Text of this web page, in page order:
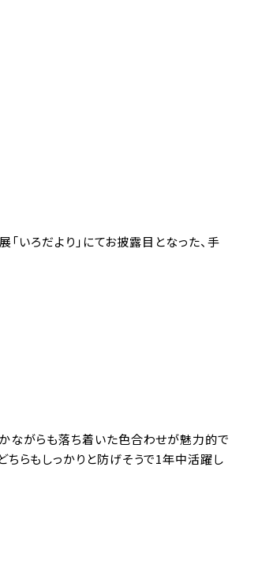
いろだより」にてお披露目となった、手
ながらも落ち着いた色合わせが魅力的で
ちらもしっかりと防げそうで1年中活躍し